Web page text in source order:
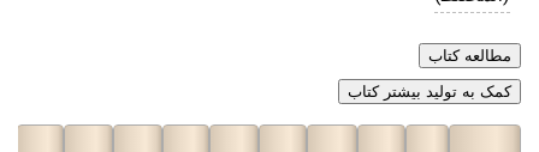
مطالعه کتاب
کمک به تولید بیشتر کتاب